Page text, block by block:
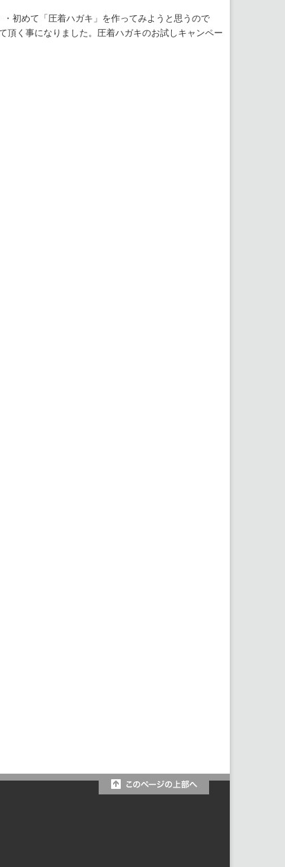
・初めて「圧着ハガキ」を作ってみようと思うので
頂く事になりました。圧着ハガキのお試しキャンペー